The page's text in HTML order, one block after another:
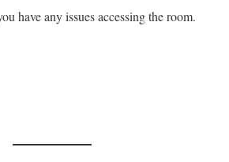
have any issues accessing the room.